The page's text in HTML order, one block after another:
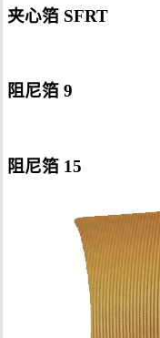
夹心箔 SFRT
阻尼箔 9
阻尼箔 15